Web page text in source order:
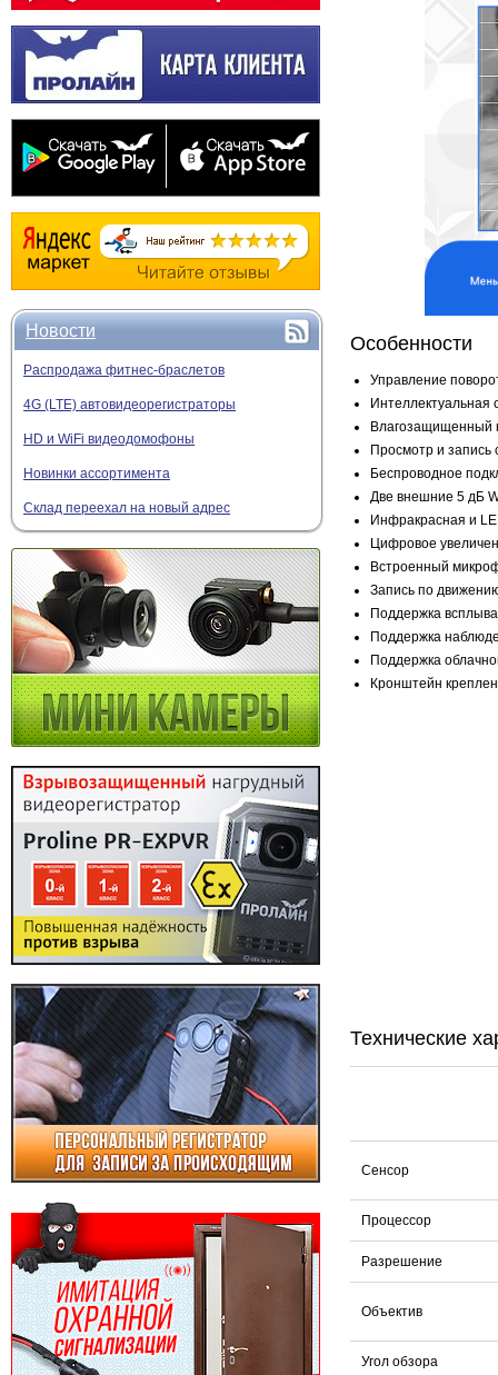
Новости
Распродажа фитнес-браслетов
4G (LTE) автовидеорегистраторы
HD и WiFi видеодомофоны
Новинки ассортимента
Склад переехал на новый адрес
Особенности
Управление
Интеллектуальная
Влагозащищенный
Просмотр и
Беспроводное
Две внешние 5 дБ
Инфракрасная и
Цифровое
Встроенный
Запись по
Поддержка
Поддержка
Поддержка
Кронштейн
Технические
Сенсор
Процессор
Разрешение
Объектив
Угол обзора